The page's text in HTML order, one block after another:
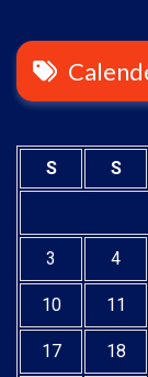
S S
3 4
10 11
17 18